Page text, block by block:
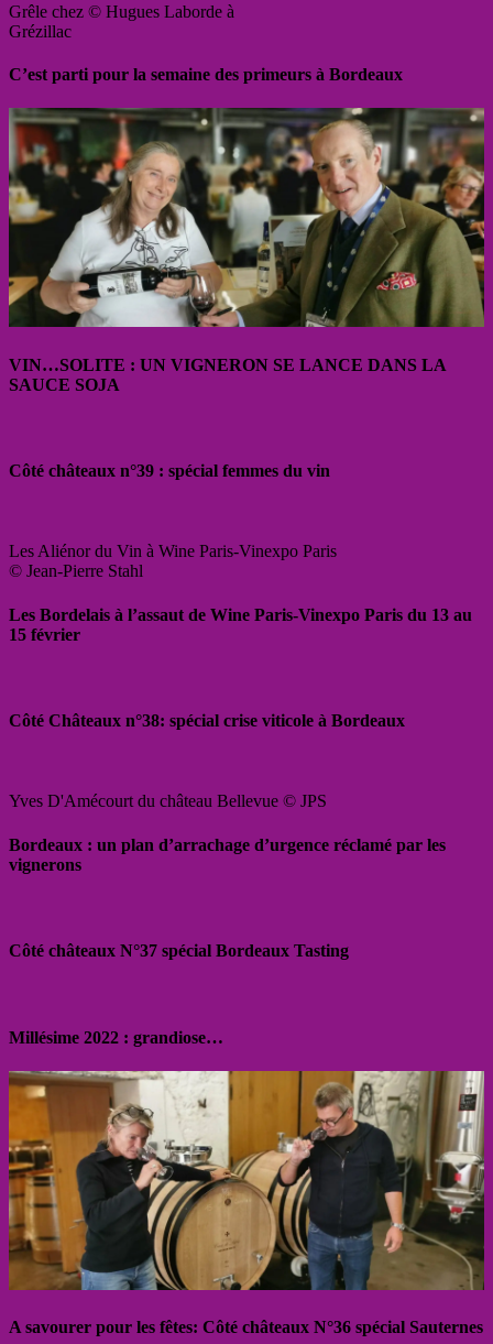
Grêle chez © Hugues Laborde à
Grézillac
C’est parti pour la semaine des primeurs à Bordeaux
VIN…SOLITE : UN VIGNERON SE LANCE DANS LA
SAUCE SOJA
Côté châteaux n°39 : spécial femmes du vin
Les Aliénor du Vin à Wine Paris-Vinexpo Paris
© Jean-Pierre Stahl
Les Bordelais à l’assaut de Wine Paris-Vinexpo Paris du 13 au
15 février
Côté Châteaux n°38: spécial crise viticole à Bordeaux
Yves D'Amécourt du château Bellevue © JPS
Bordeaux : un plan d’arrachage d’urgence réclamé par les
vignerons
Côté châteaux N°37 spécial Bordeaux Tasting
Millésime 2022 : grandiose…
A savourer pour les fêtes: Côté châteaux N°36 spécial Sauternes